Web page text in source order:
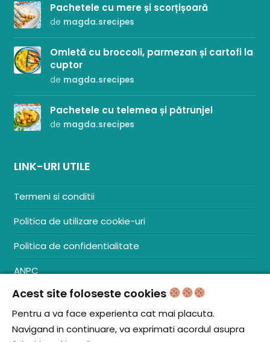
Pachetele cu mere și scorțișoară
de magda.srecipes
Omletă cu broccoli, parmezan și cartofi la
cuptor
de magda.srecipes
Pachetele cu telemea și pătrunjel
de magda.srecipes
LINK-URI UTILE
Termeni si conditii
Politica de utilizare cookie-uri
Politica de confidentialitate
ANPC
Contact
S.C. ZENCOM MEDIA GROUP SRL
J20/1379/2017
Acest site foloseste cookies
Pentru a va face experienta cat mai placuta.
Navigand in continuare, va exprimati acordul asupra